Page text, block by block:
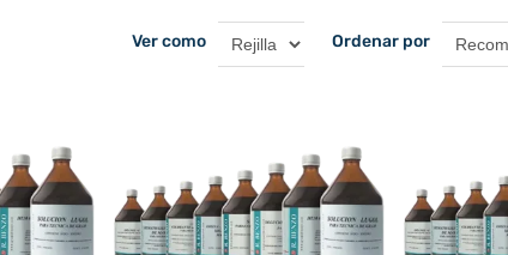
Ver como Ordenar por